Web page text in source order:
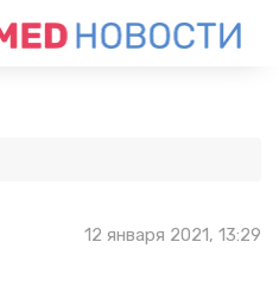
12 января 2021, 13:29